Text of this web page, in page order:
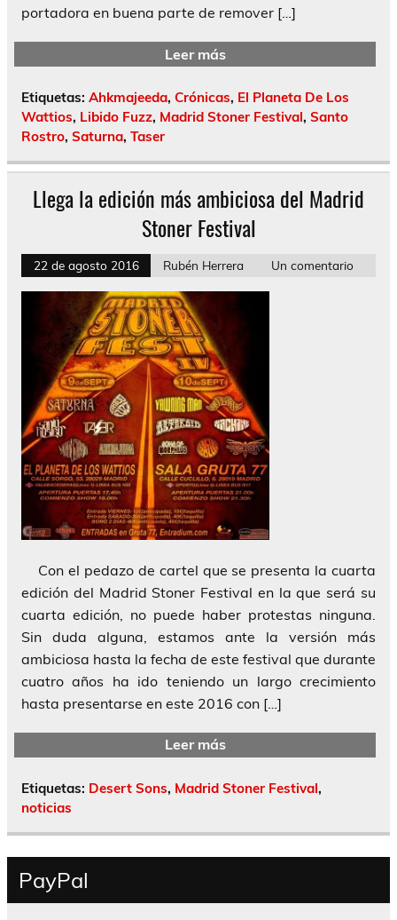
portadora en buena parte de remover […]
Leer más
Etiquetas: Ahkmajeeda, Crónicas, El Planeta De Los
Wattios, Libido Fuzz, Madrid Stoner Festival, Santo
Rostro, Saturna, Taser
Llega la edición más ambiciosa del Madrid
Stoner Festival
22 de agosto 2016 Rubén Herrera Un comentario
Con el pedazo de cartel que se presenta la cuarta
edición del Madrid Stoner Festival en la que será su
cuarta edición, no puede haber protestas ninguna.
Sin duda alguna, estamos ante la versión más
ambiciosa hasta la fecha de este festival que durante
cuatro años ha ido teniendo un largo crecimiento
hasta presentarse en este 2016 con […]
Leer más
Etiquetas: Desert Sons, Madrid Stoner Festival,
noticias
PayPal